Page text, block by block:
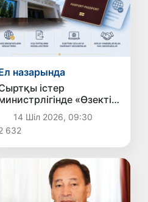
назарында
істер
«Өзекті
виза» айлығы басталды
14 Шіл 2026, 09:30
632